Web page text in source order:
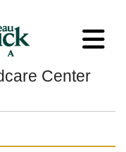
Center